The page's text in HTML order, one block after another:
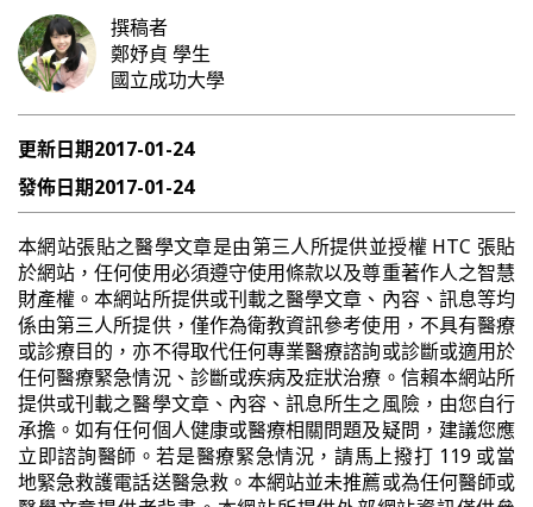
撰稿者
鄭妤貞 學生
國立成功大學
更新日期2017-01-24
發佈日期2017-01-24
本網站張貼之醫學文章是由第三人所提供並授權 HTC 張貼
於網站，任何使用必須遵守使用條款以及尊重著作人之智慧
財產權。本網站所提供或刊載之醫學文章、內容、訊息等均
係由第三人所提供，僅作為衛教資訊參考使用，不具有醫療
或診療目的，亦不得取代任何專業醫療諮詢或診斷或適用於
任何醫療緊急情況、診斷或疾病及症狀治療。信賴本網站所
提供或刊載之醫學文章、內容、訊息所生之風險，由您自行
承擔。如有任何個人健康或醫療相關問題及疑問，建議您應
立即諮詢醫師。若是醫療緊急情況，請馬上撥打 119 或當
地緊急救護電話送醫急救。本網站並未推薦或為任何醫師或